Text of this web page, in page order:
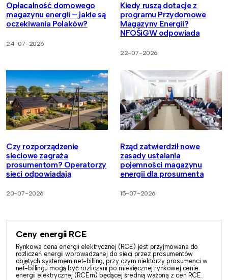
Opłacalność domowego
magazynu energii – jakie są
oczekiwania Polaków?
24-07-2026
Kiedy ruszą dotacje z
programu Przydomowe
Magazyny Energii?
NFOŚiGW odpowiada
22-07-2026
Czy rozporządzenie
sieciowe zagraża
prosumentom? Operatorzy
sieci odpowiadają
20-07-2026
Rząd zatwierdził nowe
zasady ustalania
pojemności magazynu
energii dla prosumenta
15-07-2026
Ceny energii RCE
Rynkowa cena energii elektrycznej (RCE) jest przyjmowana do
rozliczeń energii wprowadzanej do sieci przez prosumentów
objętych systemem net-billing, przy czym niektórzy prosumenci w
net-billingu mogą być rozliczani po miesięcznej rynkowej cenie
energii elektrycznej (RCEm) będącej średnią ważoną z cen RCE.